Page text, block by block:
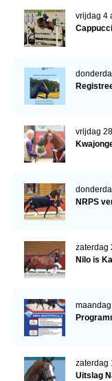
vrijdag 4
vrijdag
NRPS
zaterdag
Nilo is
zaterdag
Uitslag